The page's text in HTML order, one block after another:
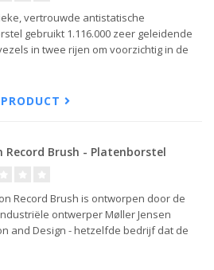
vertrouwde antistatische
gebruikt 1.116.000 zeer geleidende
in twee rijen om voorzichtig in de
statische elektriciteit te elimineren.
Record Brush - Platenborstel
Record Brush is ontworpen door de
ontwerper Møller Jensen
and Design - hetzelfde bedrijf dat de
Kontrapunkt-serie, de 2M-serie en de